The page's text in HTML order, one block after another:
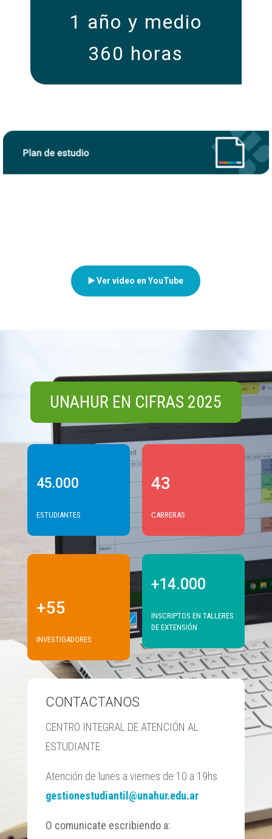
1 año y medio
360 horas
▶️ Ver video en YouTube
UNAHUR EN CIFRAS 2025
45.000
ESTUDIANTES
+55
INVESTIGADORES
43
CARRERAS
+14.000
INSCRIPTOS EN TALLERES
DE EXTENSIÓN
CONTACTANOS
CENTRO INTEGRAL DE ATENCIÓN AL
ESTUDIANTE:
Atención de lunes a viernes de 10 a 19hs
gestionestudiantil@unahur.edu.ar
O comunicate escribiendo a: